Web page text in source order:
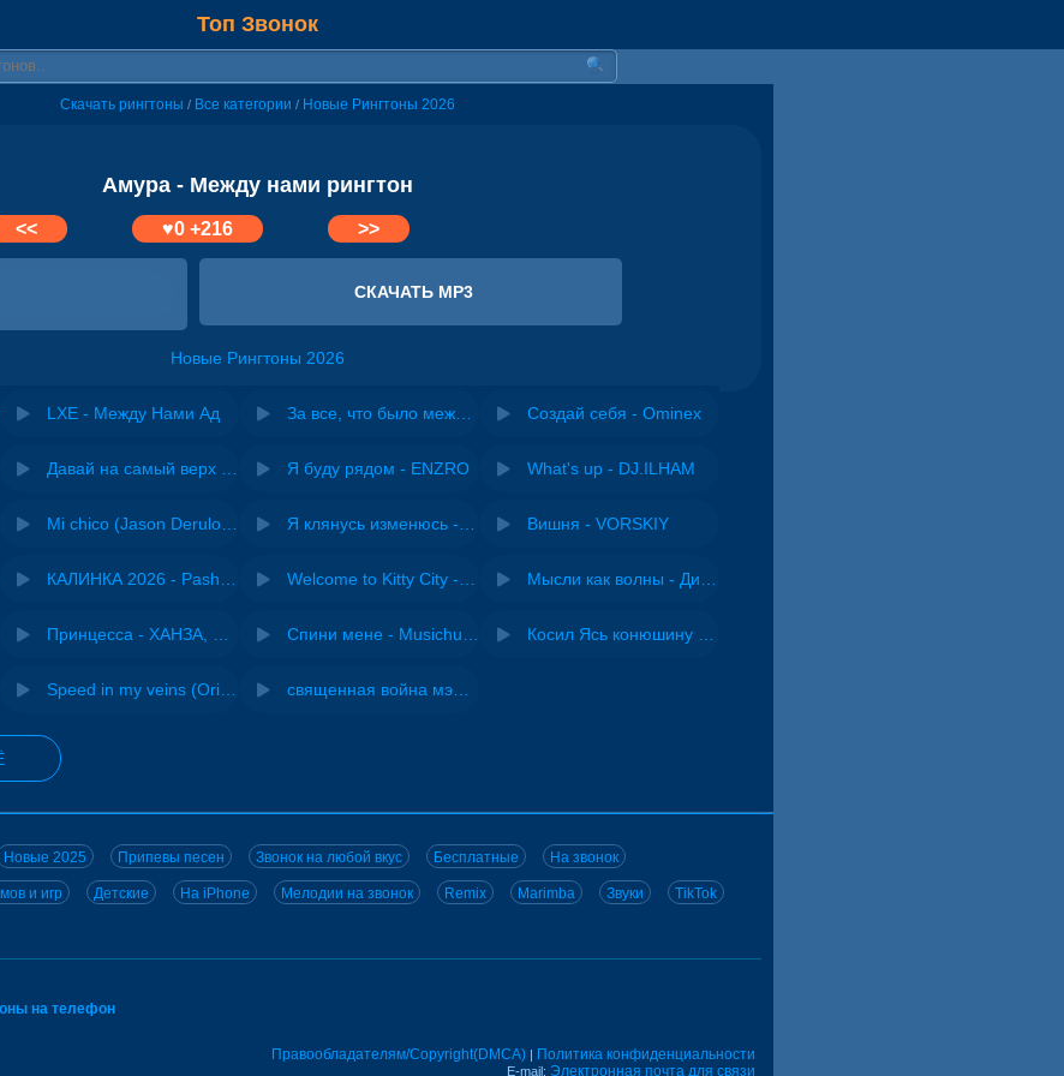
Топ Звонок
Скачать рингтоны / Все категории / Новые Рингтоны 2026
Амура - Между нами рингтон
<< ♥0+216 >>
СКАЧАТЬ MP3
Новые Рингтоны 2026
LXE - Между Нами Ад Создай себя - Ominex
Я буду рядом - ENZRO What's up - DJ.ILHAM
Вишня - VORSKIY
Новые 2025 Припевы песен Звонок на любой вкус Бесплатные На звонок
и игр Детские На iPhone Мелодии на звонок Remix Marimba Звуки TikTok
на телефон
Правообладателям/Copyright(DMCA) | Политика конфиденциальности
E-mail: Электронная почта для связи